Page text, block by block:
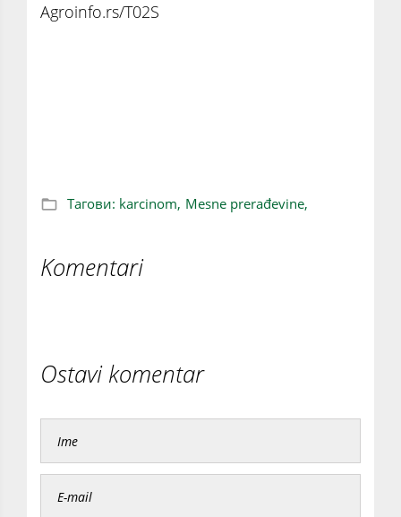
Agroinfo.rs/T02S
Тагови: karcinom, Mesne prerađevine,
Komentari
Ostavi komentar